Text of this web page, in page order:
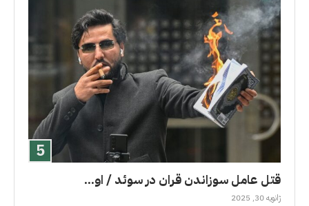
قتل عامل سوزاندن قران در سوئد / او...
ژانویه 30, 2025